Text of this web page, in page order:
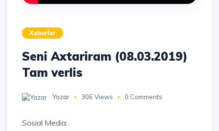
Xəbərlər
Seni Axtariram (08.03.2019)
Tam verlis
Yazar 306 Views 0 Comments
Sosial Media: